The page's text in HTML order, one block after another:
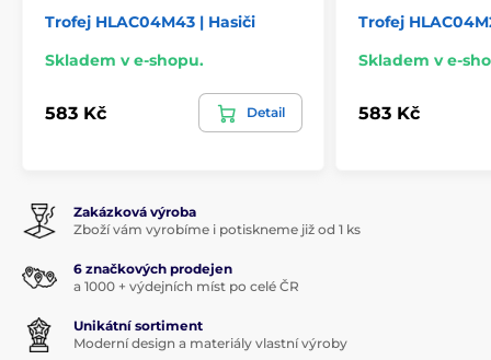
Trofej HLAC04M43 | Hasiči
Skladem v e-shopu.
583 Kč Detail
Trofej
Skladem v e-
583 Kč
Zakázková výroba
Zboží vám vyrobíme i potiskneme již od 1 ks
6 značkových prodejen
a 1000 + výdejních míst po celé ČR
Unikátní sortiment
Moderní design a materiály vlastní výroby